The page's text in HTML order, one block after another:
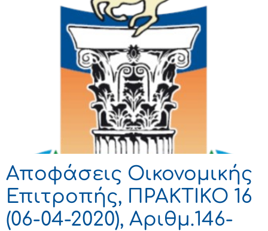
Αποφάσεις Οικονομικής
Επιτροπής, ΠΡΑΚΤΙΚΟ 16
(06-04-2020), Αριθμ.146-